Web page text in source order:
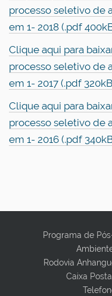
processo seletivo de
em 1- 2018 (.pdf
Clique aqui para
processo seletivo de
em 1- 2017 (.pdf
Clique aqui para
processo seletivo de
em 1- 2016 (.pdf
Programa de
Rodovia
Caixa